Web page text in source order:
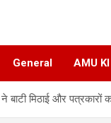
General AMU
मिठाई और